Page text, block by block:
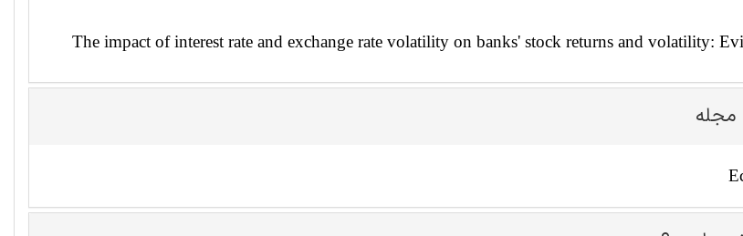
The impact of interest rate and exchange rate volatility on banks' stock returns and volatility:
مجله